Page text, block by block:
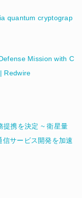
quantum cryptograp
Mission with C
Redwire
提携を決定 ~ 衛星量
サービス開発を加速